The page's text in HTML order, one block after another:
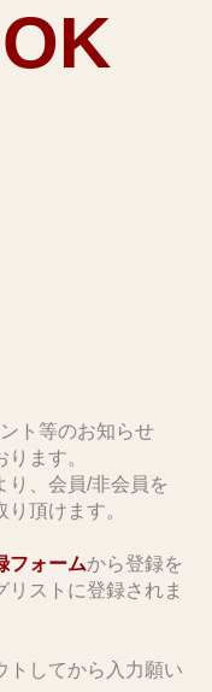
ト等のお知らせ
ます。
り、会員/非会員を
頂けます。
フォームから登録を
ストに登録されま
トしてから入力願い